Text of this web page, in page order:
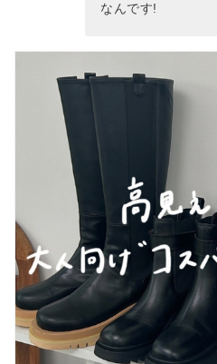
ツ
知らないなんて勿体ない!
なんです!